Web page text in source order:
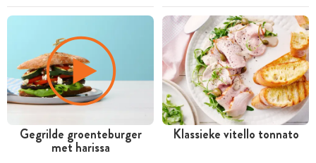
Gegrilde groenteburger
met harissa
Klassieke vitello tonnato